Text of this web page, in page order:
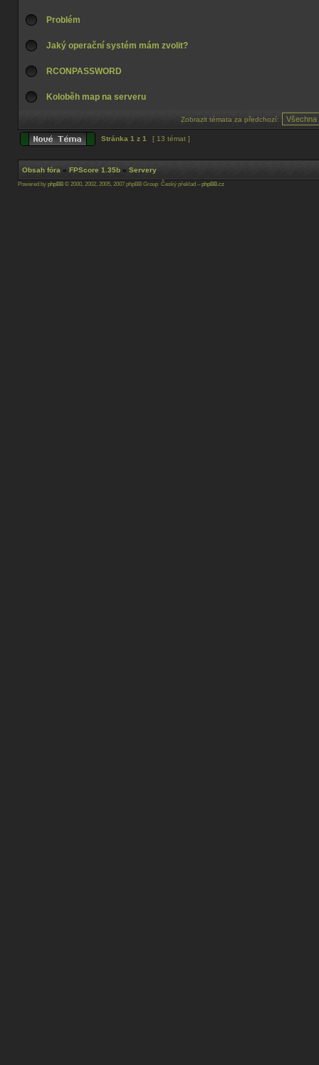
Problém
Jaký operační systém mám zvolit?
RCONPASSWORD
Koloběh map na serveru
Zobrazit témata za předchozí:
Stránka 1 z 1 [ 13 témat ]
Obsah fóra » FPScore 1.35b » Servery
Powered by phpBB © 2000, 2002, 2005, 2007 phpBB Group Český překlad –phpBB.cz